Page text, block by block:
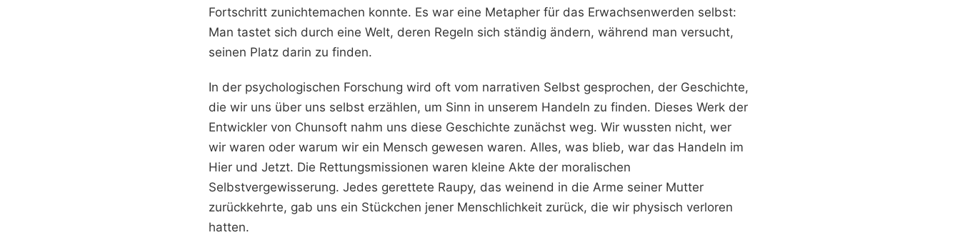
Fortschritt zunichtemachen konnte. Es war eine Metapher für das Erwachsenwerden selbst:
Man tastet sich durch eine Welt, deren Regeln sich ständig ändern, während man versucht,
seinen Platz darin zu finden.
In der psychologischen Forschung wird oft vom narrativen Selbst gesprochen, der Geschichte,
die wir uns über uns selbst erzählen, um Sinn in unserem Handeln zu finden. Dieses Werk der
Entwickler von Chunsoft nahm uns diese Geschichte zunächst weg. Wir wussten nicht, wer
wir waren oder warum wir ein Mensch gewesen waren. Alles, was blieb, war das Handeln im
Hier und Jetzt. Die Rettungsmissionen waren kleine Akte der moralischen
Selbstvergewisserung. Jedes gerettete Raupy, das weinend in die Arme seiner Mutter
zurückkehrte, gab uns ein Stückchen jener Menschlichkeit zurück, die wir physisch verloren
hatten.